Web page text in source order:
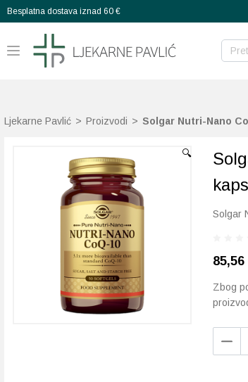
Besplatna dostava iznad 60 €
Ljekarne Pavlić > Proizvodi > Solgar Nutri-Nano
🔍
Solgar
85,56
Zbog